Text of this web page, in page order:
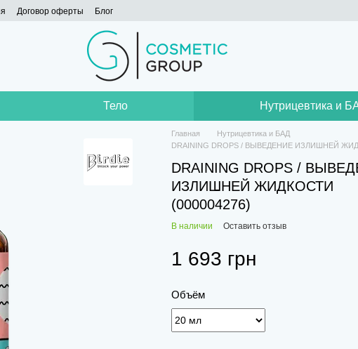
Договор оферты Блог
Тело Нутрицевтика и
Главная
Нутрицевтика и БАД
DRAINING DROPS / ВЫВЕДЕНИЕ ИЗЛИШНЕЙ
DRAINING DROPS /
ИЗЛИШНЕЙ ЖИДКОСТИ
(000004276)
В наличии Оставить отзыв
1 693 грн
Объём